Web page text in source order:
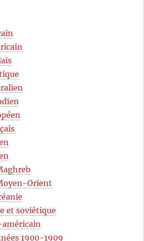
Orient
et soviétique
1900-1909